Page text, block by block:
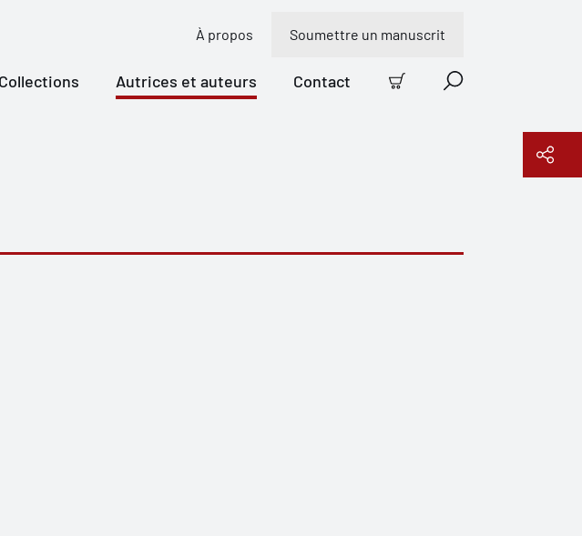
À propos Soumettre un manuscrit
Collections Autrices et auteurs Contact
Panier Recherche